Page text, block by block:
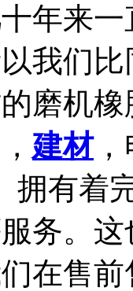
年来
我们
磨机
建材，
拥有着
务。
在售